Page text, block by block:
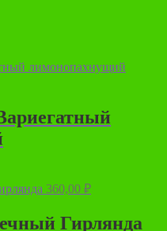
360,00 ₽
Гирлянда